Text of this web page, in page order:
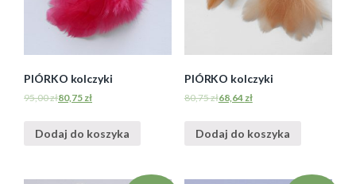
PIÓRKO kolczyki
95,00zł80,75 zł
Dodaj do koszyka
PIÓRKO kolczyki
80,75zł68,64 zł
Dodaj do koszyka